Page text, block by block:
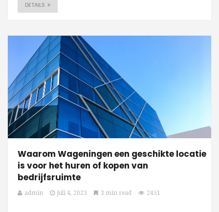
DETAILS
Waarom Wageningen een geschikte locatie
is voor het huren of kopen van
bedrijfsruimte
admin juli 4, 2023 3 min read 2451